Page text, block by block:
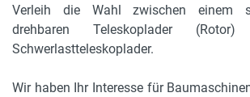
Verleih die Wahl zwischen einem
drehbaren Teleskoplader
Schwerlastteleskoplader.
Wir haben Ihr Interesse für